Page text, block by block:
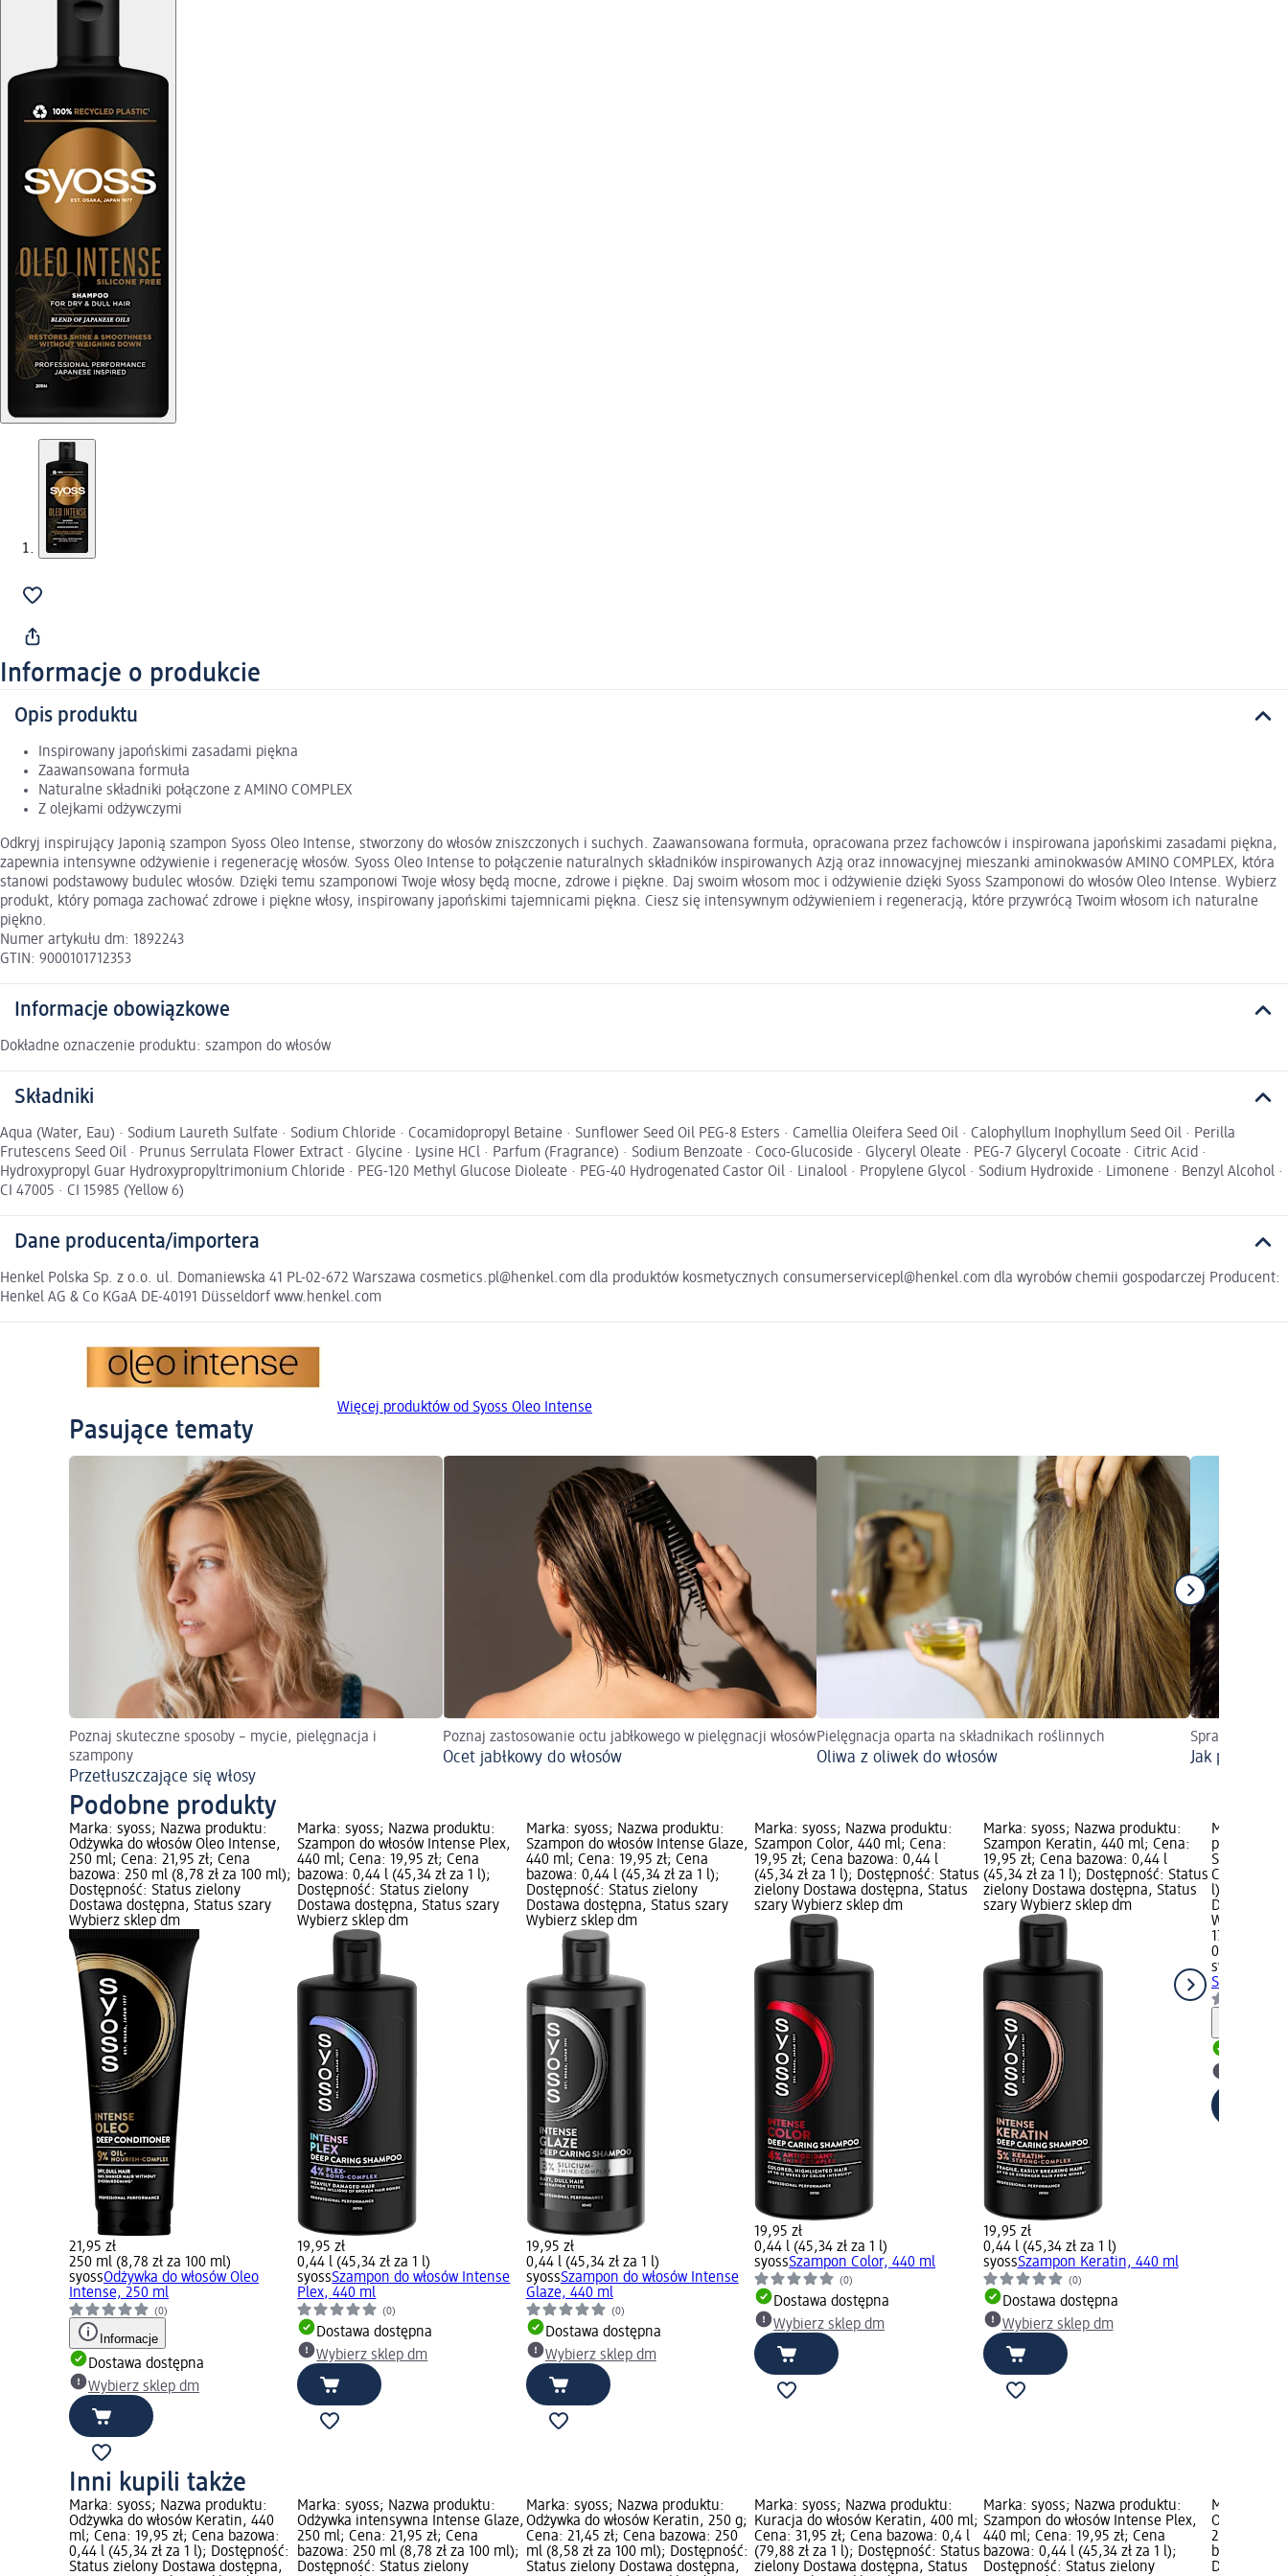
Informacje o produkcie
Opis produktu
Inspirowany japońskimi zasadami piękna
Zaawansowana formuła
Naturalne składniki połączone z AMINO COMPLEX
Z olejkami odżywczymi
Odkryj inspirujący Japonią szampon Syoss Oleo Intense, stworzony do włosów zniszczonych i suchych. Zaawansowana formuła, opracowana przez fachowców i inspirowana japońskimi zasadami piękna,
zapewnia intensywne odżywienie i regenerację włosów. Syoss Oleo Intense to połączenie naturalnych składników inspirowanych Azją oraz innowacyjnej mieszanki aminokwasów AMINO COMPLEX, która
stanowi podstawowy budulec włosów. Dzięki temu szamponowi Twoje włosy będą mocne, zdrowe i piękne. Daj swoim włosom moc i odżywienie dzięki Syoss Szamponowi do włosów Oleo Intense. Wybierz
produkt, który pomaga zachować zdrowe i piękne włosy, inspirowany japońskimi tajemnicami piękna. Ciesz się intensywnym odżywieniem i regeneracją, które przywrócą Twoim włosom ich naturalne
piękno.
Numer artykułu dm: 1892243
GTIN: 9000101712353
Informacje obowiązkowe
Dokładne oznaczenie produktu: szampon do włosów
Składniki
Aqua (Water, Eau) · Sodium Laureth Sulfate · Sodium Chloride · Cocamidopropyl Betaine · Sunflower Seed Oil PEG-8 Esters · Camellia Oleifera Seed Oil · Calophyllum Inophyllum Seed Oil · Perilla
Frutescens Seed Oil · Prunus Serrulata Flower Extract · Glycine · Lysine HCl · Parfum (Fragrance) · Sodium Benzoate · Coco-Glucoside · Glyceryl Oleate · PEG-7 Glyceryl Cocoate · Citric Acid ·
Hydroxypropyl Guar Hydroxypropyltrimonium Chloride · PEG-120 Methyl Glucose Dioleate · PEG-40 Hydrogenated Castor Oil · Linalool · Propylene Glycol · Sodium Hydroxide · Limonene · Benzyl Alcohol ·
CI 47005 · CI 15985 (Yellow 6)
Dane producenta/importera
Henkel Polska Sp. z o.o. ul. Domaniewska 41 PL-02-672 Warszawa cosmetics.pl@henkel.com dla produktów kosmetycznych consumerservicepl@henkel.com dla wyrobów chemii gospodarczej Producent:
Henkel AG & Co KGaA DE-40191 Düsseldorf www.henkel.com
Więcej produktów od Syoss Oleo Intense
Pasujące tematy
Poznaj skuteczne sposoby – mycie, pielęgnacja i
szampony
Przetłuszczające się włosy
Poznaj zastosowanie octu jabłkowego w pielęgnacji włosów
Ocet jabłkowy do włosów
Pielęgnacja oparta na składnikach roślinnych
Oliwa z oliwek do włosów
Sprawdzone
Jak
Podobne produkty
Marka: syoss; Nazwa produktu:
Odżywka do włosów Oleo Intense,
250 ml; Cena: 21,95 zł; Cena
bazowa: 250 ml (8,78 zł za 100 ml);
Dostępność: Status zielony
Dostawa dostępna, Status szary
Wybierz sklep dm
21,95 zł
250 ml (8,78 zł za 100 ml)
syossOdżywka do włosów Oleo
Intense, 250 ml
(0)
Informacje
Dostawa dostępna
Wybierz sklep dm
Marka: syoss; Nazwa produktu:
Szampon do włosów Intense Plex,
440 ml; Cena: 19,95 zł; Cena
bazowa: 0,44 l (45,34 zł za 1 l);
Dostępność: Status zielony
Dostawa dostępna, Status szary
Wybierz sklep dm
19,95 zł
0,44 l (45,34 zł za 1 l)
syossSzampon do włosów Intense
Plex, 440 ml
(0)
Dostawa dostępna
Wybierz sklep dm
Marka: syoss; Nazwa produktu:
Szampon do włosów Intense Glaze,
440 ml; Cena: 19,95 zł; Cena
bazowa: 0,44 l (45,34 zł za 1 l);
Dostępność: Status zielony
Dostawa dostępna, Status szary
Wybierz sklep dm
19,95 zł
0,44 l (45,34 zł za 1 l)
syossSzampon do włosów Intense
Glaze, 440 ml
(0)
Dostawa dostępna
Wybierz sklep dm
Marka: syoss; Nazwa produktu:
Szampon Color, 440 ml; Cena:
19,95 zł; Cena bazowa: 0,44 l
(45,34 zł za 1 l); Dostępność: Status
zielony Dostawa dostępna, Status
szary Wybierz sklep dm
19,95 zł
0,44 l (45,34 zł za 1 l)
syossSzampon Color, 440 ml
(0)
Dostawa dostępna
Wybierz sklep dm
Marka: syoss; Nazwa produktu:
Szampon Keratin, 440 ml; Cena:
19,95 zł; Cena bazowa: 0,44 l
(45,34 zł za 1 l); Dostępność: Status
zielony Dostawa dostępna, Status
szary Wybierz sklep dm
19,95 zł
0,44 l (45,34 zł za 1 l)
syossSzampon Keratin, 440 ml
(0)
Dostawa dostępna
Wybierz sklep dm
Marka:
produktu:
Strength,
Cena
l);
Dostawa
Wybierz
17,95 zł
0,44 l
syoss Men
Strength,
Inni kupili także
Marka: syoss; Nazwa produktu:
Odżywka do włosów Keratin, 440
ml; Cena: 19,95 zł; Cena bazowa:
0,44 l (45,34 zł za 1 l); Dostępność:
Status zielony Dostawa dostępna,
Marka: syoss; Nazwa produktu:
Odżywka intensywna Intense Glaze,
250 ml; Cena: 21,95 zł; Cena
bazowa: 250 ml (8,78 zł za 100 ml);
Dostępność: Status zielony
Marka: syoss; Nazwa produktu:
Odżywka do włosów Keratin, 250 g;
Cena: 21,45 zł; Cena bazowa: 250
ml (8,58 zł za 100 ml); Dostępność:
Status zielony Dostawa dostępna,
Marka: syoss; Nazwa produktu:
Kuracja do włosów Keratin, 400 ml;
Cena: 31,95 zł; Cena bazowa: 0,4 l
(79,88 zł za 1 l); Dostępność: Status
zielony Dostawa dostępna, Status
Marka: syoss; Nazwa produktu:
Szampon do włosów Intense Plex,
440 ml; Cena: 19,95 zł; Cena
bazowa: 0,44 l (45,34 zł za 1 l);
Dostępność: Status zielony
Marka:
Odżywka
250 ml;
bazowa: